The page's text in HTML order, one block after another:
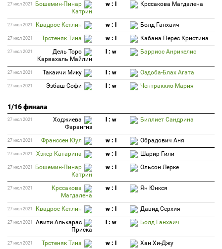
27 июл 2021
Бошемин-Пинар
Катрин
w : l Крссакова Магдалена
27 июл 2021 Квадрос Кетлин w : l Болд Ганхаич
27 июл 2021 Трстеняк Тина w : l Кабана Перес Кристина
27 июл 2021
Дель Торо
Карвахаль Майлин
l : w Барриос Анрикелис
27 июл 2021 Такаичи Мику l : w Оздоба-Блах Агата
27 июл 2021 Эзбаш Софи l : w Чентраккио Мария
1/16 финала
27 июл 2021
Ходжиева
Фарангиз
l : w Биллиет Сандрина
27 июл 2021 Франссен Юул w : l Обрадович Аня
27 июл 2021 Хэкер Катарина w : l Шарир Гили
27 июл 2021
Бошемин-Пинар
Катрин
w : l Ольсон Лерке
27 июл 2021
Крссакова
Магдалена
w : l Ян Юнкся
27 июл 2021 Квадрос Кетлин w : l Давид Серхия
27 июл 2021
Авити Алькарас
Приска
l : w Болд Ганхаич
27 июл 2021 Трстеняк Тина w : l Хан Хи-Джу